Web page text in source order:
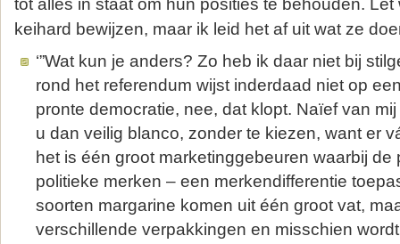
keihard bewijzen, maar ik leid het af uit wat ze
‘”Wat kun je anders? Zo heb ik daar niet bij
rond het referendum wijst inderdaad niet op
pronte democratie, nee, dat klopt. Naïef van
u dan veilig blanco, zonder te kiezen, want er
het is één groot marketinggebeuren waarbij de
politieke merken – een merkendifferentie
soorten margarine komen uit één groot vat,
verschillende verpakkingen en misschien